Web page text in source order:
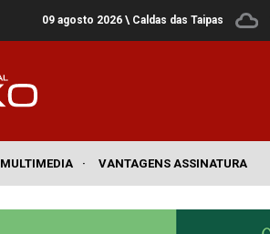
09 agosto 2026 \ Caldas das Taipas
MULTIMEDIA · VANTAGENS ASSINATURA